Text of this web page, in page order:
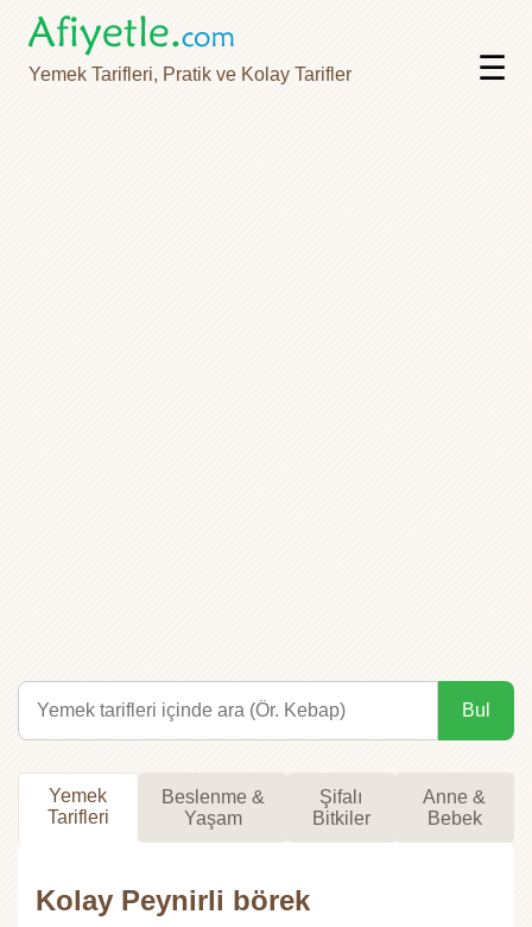
Yemek Tarifleri, Pratik ve Kolay Tarifler ☰
Bul
Yemek
Tarifleri
Beslenme &
Yaşam
Şifalı
Bitkiler
Anne &
Bebek
Kolay Peynirli börek